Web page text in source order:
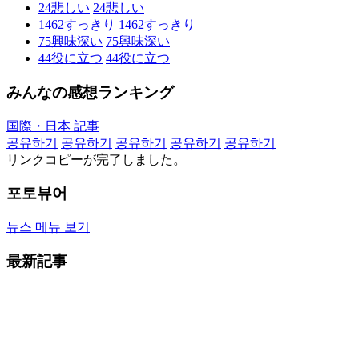
24悲しい 24悲しい
1462すっきり 1462すっきり
75興味深い 75興味深い
44役に立つ 44役に立つ
みんなの感想ランキング
国際・日本 記事
공유하기
공유하기 공유하기 공유하기
공유하기
リンクコピーが完了しました。
포토뷰어
뉴스 메뉴 보기
最新記事